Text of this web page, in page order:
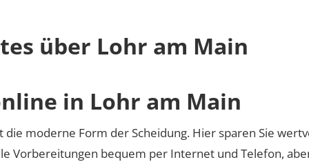
über Lohr am Main
in Lohr am Main
die moderne Form der Scheidung. Hier sparen Sie
Vorbereitungen bequem per Internet und Telefon,